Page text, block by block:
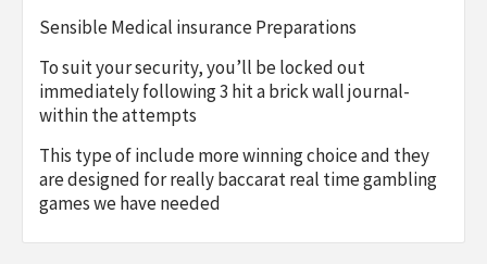
Sensible Medical insurance Preparations
To suit your security, you’ll be locked out
immediately following 3 hit a brick wall journal-
within the attempts
This type of include more winning choice and they
are designed for really baccarat real time gambling
games we have needed